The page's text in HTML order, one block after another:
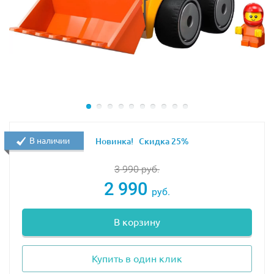
3 990руб.
2 990 руб.
В корзину
Купить в один клик
В наличии Новинка! Скидка 25%